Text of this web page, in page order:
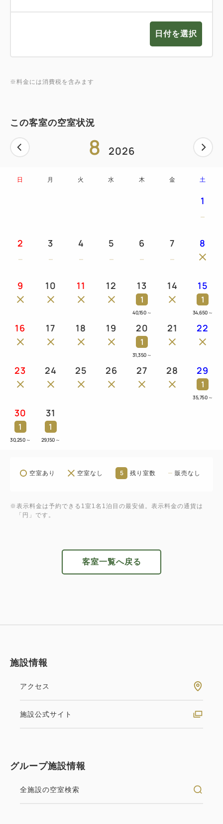
日付を選択
※料金には消費税を含みます
この客室の空室状況
8 2026
日 月 火 水 木 金 土
1
2 3 4 5 6 7 8
9 10 11 12 13
1
40,150 ～
14 15
1
34,650 ～
16 17 18 19 20
1
31,350 ～
21 22
23 24 25 26 27 28 29
1
35,750 ～
30
1
30,250 ～
31
1
29,150 ～
空室あり 空室なし 5 残り室数 販売なし
※表示料金は予約できる1室1名1泊目の最安値。表示料金の通貨は
「円」です。
客室一覧へ戻る
施設情報
アクセス
施設公式サイト
グループ施設情報
全施設の空室検索